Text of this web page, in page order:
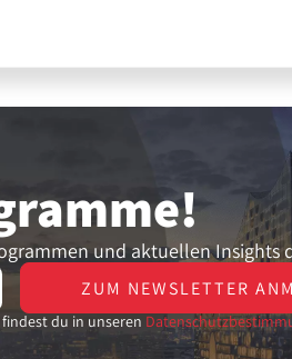
und aktuellen Insights
ZUM NEWSLETTER
du in unseren